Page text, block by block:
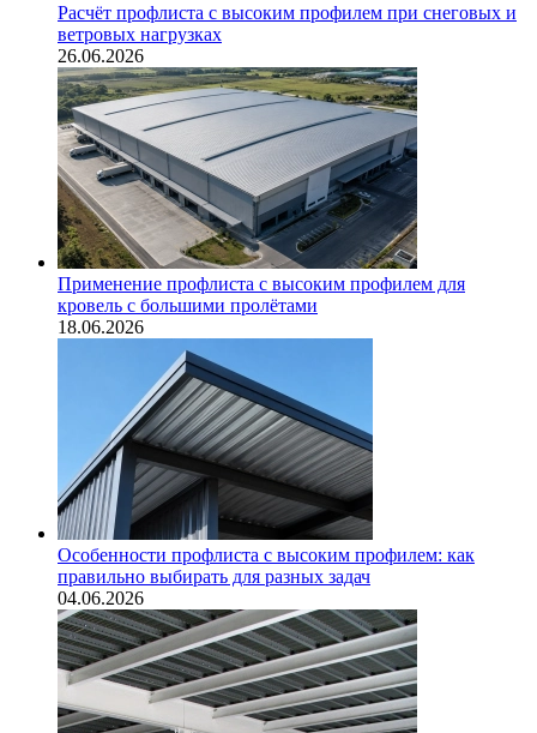
Расчёт профлиста с высоким профилем при снеговых и
ветровых нагрузках
26.06.2026
Применение профлиста с высоким профилем для
кровель с большими пролётами
18.06.2026
Особенности профлиста с высоким профилем: как
правильно выбирать для разных задач
04.06.2026